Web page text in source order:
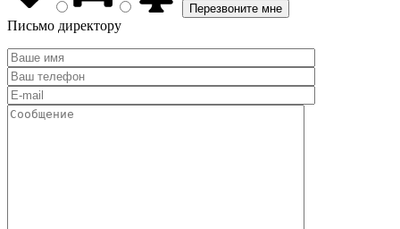
Письмо директору